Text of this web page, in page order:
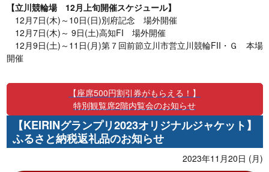
【立川競輪場 12月上旬開催スケジュール】
12月7日(木)～10日(日)別府記念 場外開催
12月7日(木)～ 9日(土)高知FI 場外開催
12月9日(土)～11日(月)第７回前節立川市営立川競輪FII・Ｇ 本場
開催
【座席500円割引券がもらえる！】
特別観覧席2階内覧会のお知らせ
【KEIRINグランプリ2023オリジナルジャケット】
ふるさと納税返礼品のお知らせ
2023年11月20日 (月)